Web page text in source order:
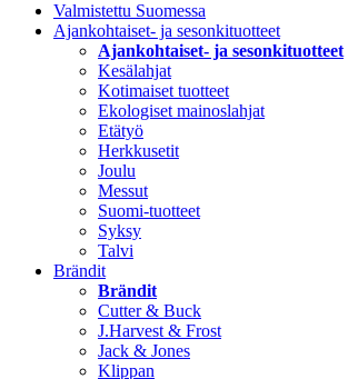
Valmistettu Suomessa
Ajankohtaiset- ja sesonkituotteet
Ajankohtaiset- ja sesonkituotteet
Kesälahjat
Kotimaiset tuotteet
Ekologiset mainoslahjat
Etätyö
Herkkusetit
Joulu
Messut
Suomi-tuotteet
Syksy
Talvi
Brändit
Brändit
Cutter & Buck
J.Harvest & Frost
Jack & Jones
Klippan